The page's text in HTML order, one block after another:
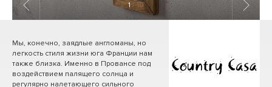
1 / 10
Мы, конечно, заядлые англоманы, но
легкость стиля жизни юга Франции нам
также близка. Именно в Провансе под
воздействием палящего солнца и
регулярно налетающего сильного